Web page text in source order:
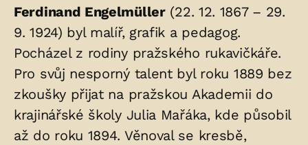
Životopis
osoby/osob
uložených
v
hrobu:
Ferdinand Engelmüller(22. 12. 1867 – 29.
9. 1924) byl malíř, grafik a pedagog.
Pocházel z rodiny pražského rukavičkáře.
Pro svůj nesporný talent byl roku 1889 bez
zkoušky přijat na pražskou Akademii do
krajinářské školy Julia Mařáka, kde působil
až do roku 1894. Věnoval se kresbě,